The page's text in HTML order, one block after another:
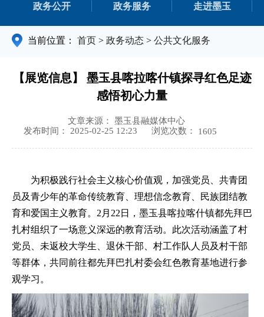
政务公开 政务服务 走进墨玉
当前位置： 首页 > 政务动态 > 公共文化服务
【展览信息】 墨玉县喀拉喀什镇探寻红色足迹
感悟初心力量
文章来源： 墨玉县融媒体中心
发布时间： 2025-02-25 12:23
浏览次数： 1605
为积极践行社会主义核心价值观，加强党员、共青团
员及青少年的革命传统教育、理想信念教育、民族团结教
育和爱国主义教育。 2月22日，墨玉县喀拉喀什镇都先拜巴
扎村组织了一场意义深远的教育活动。此次活动涵盖了村
党员、未返校大学生、退休干部、村工作队人员及村干部
等群体，共同前往都先拜巴扎村委会红色教育基地进行参
观学习。